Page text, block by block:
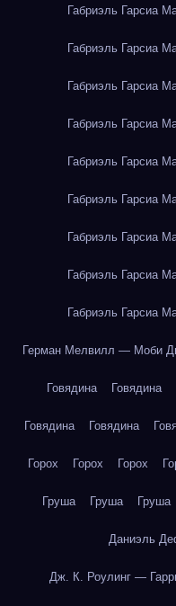
Габриэль Гарсиа
Габриэль Гарсиа
Габриэль Гарсиа
Габриэль Гарсиа
Габриэль Гарсиа
Габриэль Гарсиа
Габриэль Гарсиа
Габриэль Гарсиа
Габриэль Гарсиа
Герман Мелвилл — Моби
Говядина Говядина
Говядина Говядина
Горох Горох Горох
Груша Груша Груша
Даниэль
Дж. К. Роулинг —